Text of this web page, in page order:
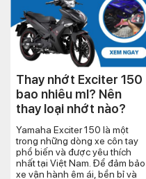
Thay nhớt Exciter 150
bao nhiêu ml? Nên
thay loại nhớt nào?
Yamaha Exciter 150 là một
trong những dòng xe côn tay
phổ biến và được yêu thích
nhất tại Việt Nam. Để đảm bảo
xe vận hành êm ái, bền bỉ và